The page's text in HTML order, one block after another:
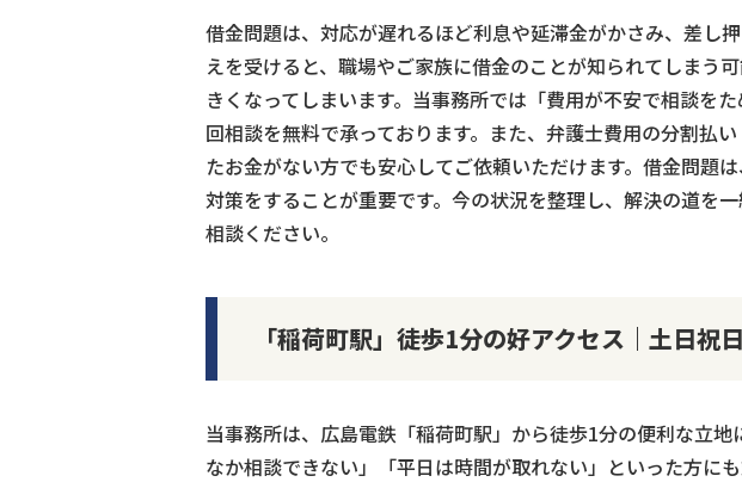
借金問題は、対応が遅れるほど利息や延滞金がかさみ、差し
えを受けると、職場やご家族に借金のことが知られてしまう
きくなってしまいます。当事務所では「費用が不安で相談を
回相談を無料で承っております。また、弁護士費用の分割払
たお金がない方でも安心してご依頼いただけます。借金問題
対策をすることが重要です。今の状況を整理し、解決の道を
相談ください。
「稲荷町駅」徒歩1分の好アクセス｜土日祝
当事務所は、広島電鉄「稲荷町駅」から徒歩1分の便利な立
なか相談できない」「平日は時間が取れない」といった方に